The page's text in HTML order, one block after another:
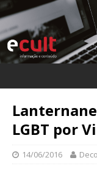
LGBT por
14/06/2016